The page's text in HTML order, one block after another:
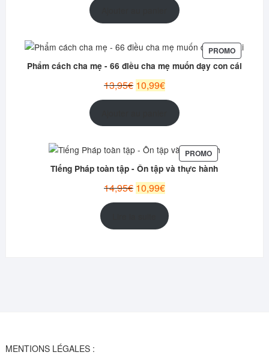
actuel
est :
PROMOPRODUIT
EN
Phẩm cách cha mẹ - 66 điều cha mẹ muốn dạy con cái
13,95€ Le
10,99€Le
actuel
est :
PROMOPRODUIT
EN
Tiếng Pháp toàn tập - Ôn tập và thực hành
14,95€ Le
prix
10,99€Le
actuel
est :
MENTIONS LÉGALES :